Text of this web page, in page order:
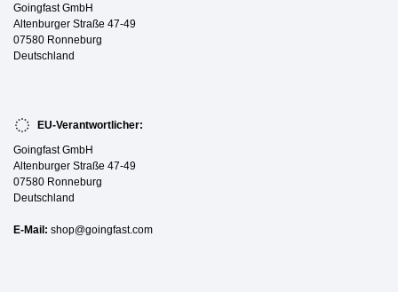
Goingfast GmbH
Altenburger Straße 47-49
07580 Ronneburg
Deutschland
EU-Verantwortlicher:
Goingfast GmbH
Altenburger Straße 47-49
07580 Ronneburg
Deutschland
E-Mail: shop@goingfast.com